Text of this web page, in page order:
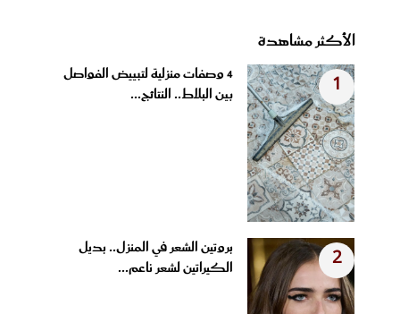
الأكثر مشاهدة
1
4 وصفات منزلية لتبييض الفواصل
بين البلاط.. النتائج...
2
بروتين الشعر في المنزل.. بديل
الكيراتين لشعر ناعم...